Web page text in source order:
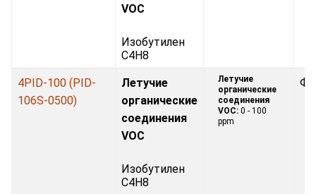
VOC
Изобутилен
C4H8
4PID-100 (PID-
106S-0500)
Летучие
органические
соединения
VOC
Изобутилен
C4H8
Летучие
органические
соединения
VOC: 0 - 100
ppm